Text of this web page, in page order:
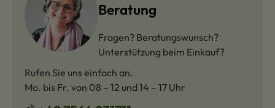
Beratung
Fragen? Beratungswunsch?
Unterstützung beim Einkauf?
Rufen Sie uns einfach an.
Mo. bis Fr. von 08 – 12 und 14 – 17 Uhr